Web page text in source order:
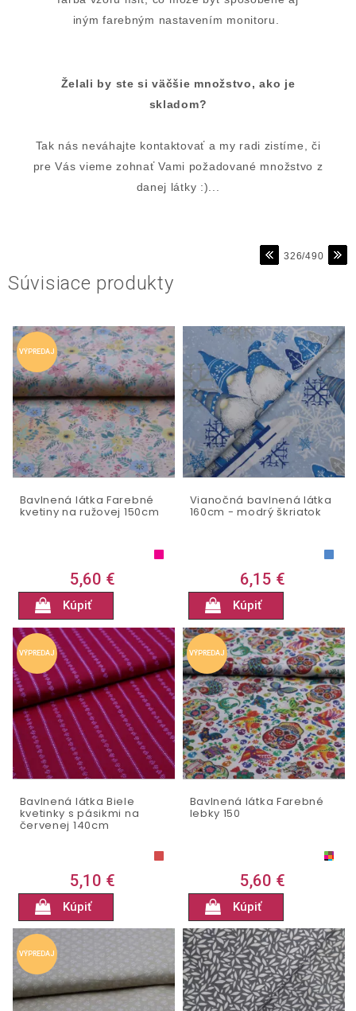
iným farebným nastavením monitoru.
Želali by ste si väčšie množstvo, ako je
skladom?
Tak nás neváhajte kontaktovať a my radi zistíme, či
pre Vás vieme zohnať Vami požadované množstvo z
danej látky :)...
326/490
Súvisiace produkty
VÝPREDAJ
Bavlnená látka Farebné
kvetiny na ružovej 150cm
5,60 €
Kúpiť
Vianočná bavlnená látka
160cm - modrý škriatok
6,15 €
Kúpiť
VÝPREDAJ
Bavlnená látka Biele
kvetinky s pásikmi na
červenej 140cm
5,10 €
Kúpiť
VÝPREDAJ
Bavlnená látka Farebné
lebky 150
5,60 €
Kúpiť
VÝPREDAJ